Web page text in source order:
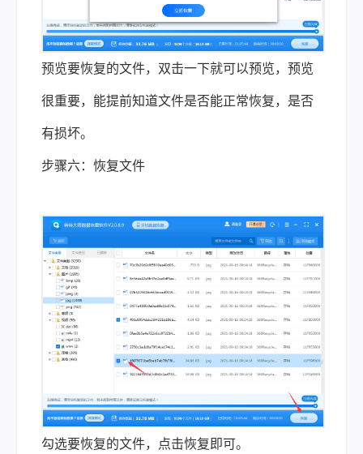
预览要恢复的文件，双击一下就可以预览，预览
很重要，能提前知道文件是否能正常恢复，是否
有损坏。
步骤六：恢复文件
勾选要恢复的文件，点击恢复即可。